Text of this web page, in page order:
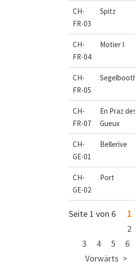
CH-
FR-03
Spitz
CH-
FR-04
Motier I
CH-
FR-05
CH-
FR-07
En Praz des
Gueux
CH-
GE-01
Bellerive
CH-
GE-02
Port
Seite 1 von 6
1
2
3
4 5
6
Vorwärts